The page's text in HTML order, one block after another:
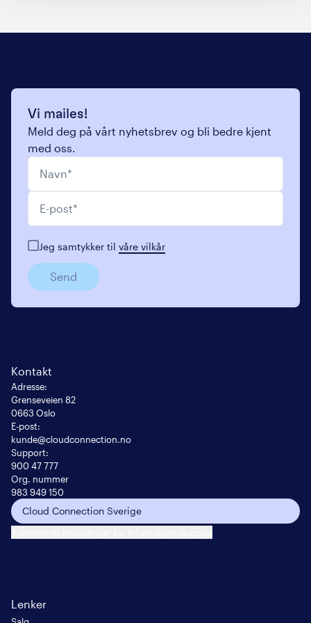
Kontakt
Adresse:
Grenseveien 82
0663 Oslo
E-post:
kunde@cloudconnection.no
Support:
900 47 777
Org. nummer
983 949 150
Cloud Connection Sverige
Lenker
Vi mailes!
Meld deg på vårt nyhetsbrev og bli bedre kjent
med oss.
Jeg samtykker tilvåre vilkår
Send